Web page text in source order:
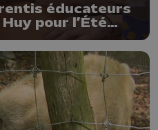
éducateurs
pour l’Été